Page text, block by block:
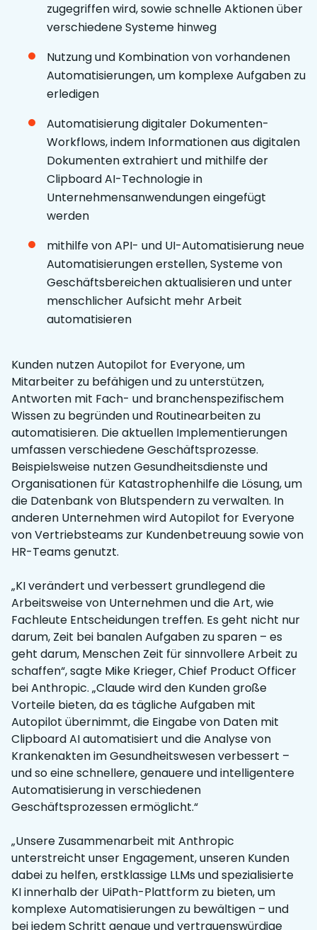
zugegriffen wird, sowie schnelle Aktionen über
verschiedene Systeme hinweg
Nutzung und Kombination von vorhandenen
Automatisierungen, um komplexe Aufgaben zu
erledigen
Automatisierung digitaler Dokumenten-
Workflows, indem Informationen aus digitalen
Dokumenten extrahiert und mithilfe der
Clipboard AI-Technologie in
Unternehmensanwendungen eingefügt
werden
mithilfe von API- und UI-Automatisierung neue
Automatisierungen erstellen, Systeme von
Geschäftsbereichen aktualisieren und unter
menschlicher Aufsicht mehr Arbeit
automatisieren
Kunden nutzen Autopilot for Everyone, um
Mitarbeiter zu befähigen und zu unterstützen,
Antworten mit Fach- und branchenspezifischem
Wissen zu begründen und Routinearbeiten zu
automatisieren. Die aktuellen Implementierungen
umfassen verschiedene Geschäftsprozesse.
Beispielsweise nutzen Gesundheitsdienste und
Organisationen für Katastrophenhilfe die Lösung, um
die Datenbank von Blutspendern zu verwalten. In
anderen Unternehmen wird Autopilot for Everyone
von Vertriebsteams zur Kundenbetreuung sowie von
HR-Teams genutzt.
„KI verändert und verbessert grundlegend die
Arbeitsweise von Unternehmen und die Art, wie
Fachleute Entscheidungen treffen. Es geht nicht nur
darum, Zeit bei banalen Aufgaben zu sparen – es
geht darum, Menschen Zeit für sinnvollere Arbeit zu
schaffen“, sagte Mike Krieger, Chief Product Officer
bei Anthropic. „Claude wird den Kunden große
Vorteile bieten, da es tägliche Aufgaben mit
Autopilot übernimmt, die Eingabe von Daten mit
Clipboard AI automatisiert und die Analyse von
Krankenakten im Gesundheitswesen verbessert –
und so eine schnellere, genauere und intelligentere
Automatisierung in verschiedenen
Geschäftsprozessen ermöglicht.“
„Unsere Zusammenarbeit mit Anthropic
unterstreicht unser Engagement, unseren Kunden
dabei zu helfen, erstklassige LLMs und spezialisierte
KI innerhalb der UiPath-Plattform zu bieten, um
komplexe Automatisierungen zu bewältigen – und
bei jedem Schritt genaue und vertrauenswürdige